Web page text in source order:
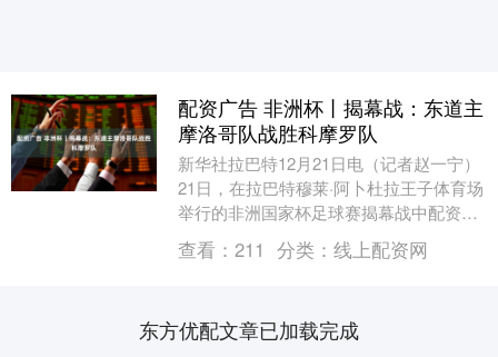
配资广告 非洲杯丨揭幕战：东道主
摩洛哥队战胜科摩罗队
新华社拉巴特12月21日电（记者赵一宁）
21日，在拉巴特穆莱·阿卜杜拉王子体育场
举行的非洲国家杯足球赛揭幕战中配资广
告，A组的东道主摩洛哥队以2:0完胜科摩
罗队....
查看： 211 分类： 线上配资网
东方优配文章已加载完成